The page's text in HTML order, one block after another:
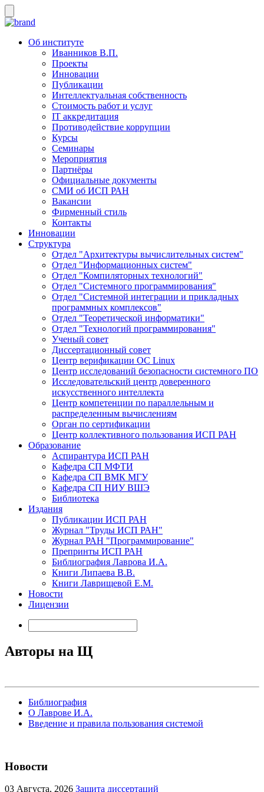
Об институте
Иванников В.П.
Проекты
Инновации
Публикации
Интеллектуальная собственность
Стоимость работ и услуг
IT аккредитация
Противодействие коррупции
Курсы
Семинары
Мероприятия
Партнёры
Официальные документы
СМИ об ИСП РАН
Вакансии
Фирменный стиль
Контакты
Инновации
Структура
Отдел "Архитектуры вычислительных систем"
Отдел "Информационных систем"
Отдел "Компиляторных технологий"
Отдел "Системного программирования"
Отдел "Системной интеграции и прикладных
программных комплексов"
Отдел "Теоретической информатики"
Отдел "Технологий программирования"
Ученый совет
Диссертационный совет
Центр верификации ОС Linux
Центр исследований безопасности системного ПО
Исследовательский центр доверенного
искусственного интеллекта
Центр компетенции по параллельным и
распределенным вычислениям
Орган по сертификации
Центр коллективного пользования ИСП РАН
Образование
Аспирантура ИСП РАН
Кафедра СП МФТИ
Кафедра СП ВМК МГУ
Кафедра СП НИУ ВШЭ
Библиотека
Издания
Публикации ИСП РАН
Журнал "Труды ИСП РАН"
Журнал РАН "Программирование"
Препринты ИСП РАН
Библиография Лаврова И.А.
Книги Липаева В.В.
Книги Лаврищевой Е.М.
Новости
Лицензии
Авторы на Щ
Библиография
О Лаврове И.А.
Введение и правила пользования системой
Новости
03 Августа, 2026 Защита диссертаций